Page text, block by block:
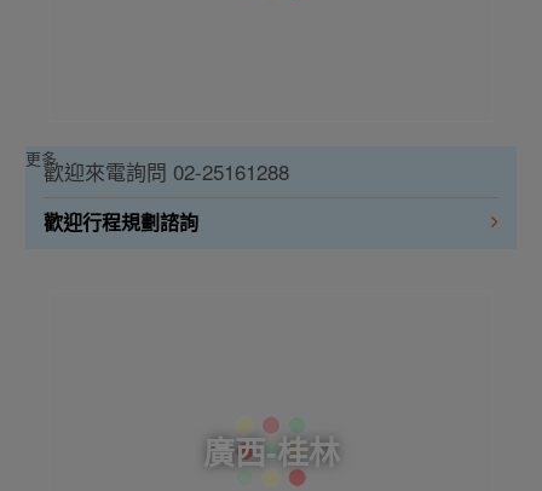
歡迎來電詢問 02-25161288
歡迎行程規劃諮詢
更多
廣西-桂林